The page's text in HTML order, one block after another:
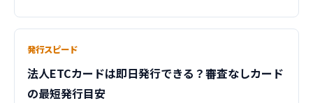
発行スピード
法人ETCカードは即日発行できる？審査なしカード
の最短発行目安